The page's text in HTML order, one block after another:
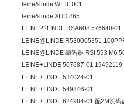
leine&linde WEB1001
leine&linde XHD 865
LEINE??LINDE RSA608 576640-01
LEINE@LINDE R530005351-
LEINE@LINDE 编码器 RSI 593 M6
LEINE+LINDE 507687-01
LEINE+LINDE 534024-01
LEINE+LINDE 549846-01
LEINE+LINDE 624984-01 配2M长